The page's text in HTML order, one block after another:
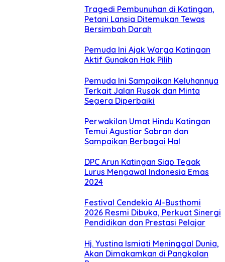
Tragedi Pembunuhan di Katingan,
Petani Lansia Ditemukan Tewas
Bersimbah Darah
Pemuda Ini Ajak Warga Katingan
Aktif Gunakan Hak Pilih
Pemuda Ini Sampaikan Keluhannya
Terkait Jalan Rusak dan Minta
Segera Diperbaiki
Perwakilan Umat Hindu Katingan
Temui Agustiar Sabran dan
Sampaikan Berbagai Hal
DPC Arun Katingan Siap Tegak
Lurus Mengawal Indonesia Emas
2024
Festival Cendekia Al-Busthomi
2026 Resmi Dibuka, Perkuat Sinergi
Pendidikan dan Prestasi Pelajar
Hj. Yustina Ismiati Meninggal Dunia,
Akan Dimakamkan di Pangkalan